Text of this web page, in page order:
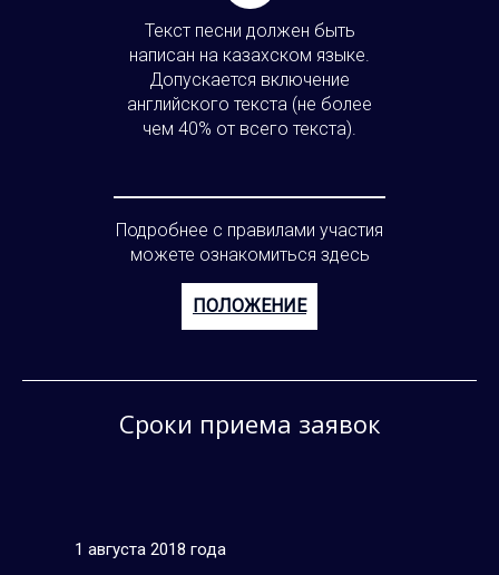
Текст песни должен быть
написан на казахском языке.
Допускается включение
английского текста (не более
чем 40% от всего текста).
Подробнее с правилами участия
можете ознакомиться здесь
ПОЛОЖЕНИЕ
Сроки приема заявок
1 августа 2018 года